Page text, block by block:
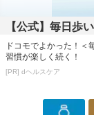
【キャンセルにつ
※お申込み後のキ
記載されている内
にご納得いただき
※パッケージ変更
る場合がございま
【公式】毎日歩
ドコモでよかった！＜
習慣が楽しく続く！
[PR] dヘルスケア